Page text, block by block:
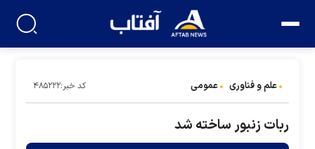
علم و فناوری عمومی کد خبر:۴۸۵۲۲۲
ربات زنبور ساخته شد